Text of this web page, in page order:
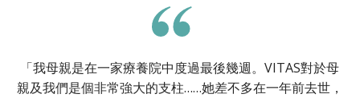
「我母親是在一家療養院中度過最後幾週。VITAS對於母
親及我們是個非常強大的支柱……她差不多在一年前去世，